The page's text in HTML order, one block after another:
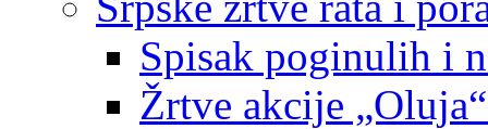
Spisak poginulih i
Žrtve akcije